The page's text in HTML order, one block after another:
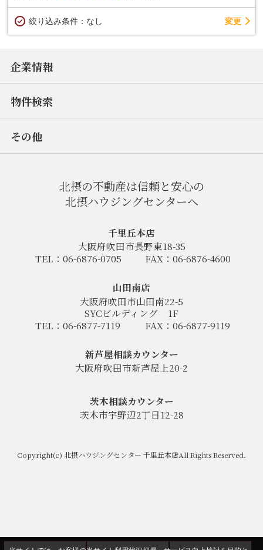
絞り込み条件： なし 変更
企業情報
物件検索
その他
北摂の不動産は信頼と安心の
北摂ハウジングセンターへ
千里丘本店
大阪府吹田市長野東18-35
TEL：06-6876-0705
FAX：06-6876-4600
山田南店
大阪府吹田市山田南22-5
SYCビルディング
1F
TEL：06-6877-7119
FAX：06-6877-9119
新芦屋相談カウンター
大阪府吹田市新芦屋上20-2
茨木相談カウンター
茨木市宇野辺2丁目12-28
Copyright(c) 北摂ハウジングセンター 千里丘本店All Rights Reserved.